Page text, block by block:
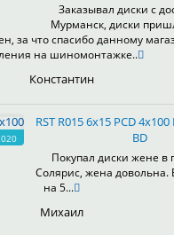
Заказывал диски с
Мурманск, диски
за что спасибо данному
на шиномонтажке..
Константин
RST R015 6x15 PCD 4x100
BD
Покупал диски жене в
Солярис, жена
на 5...
Михаил